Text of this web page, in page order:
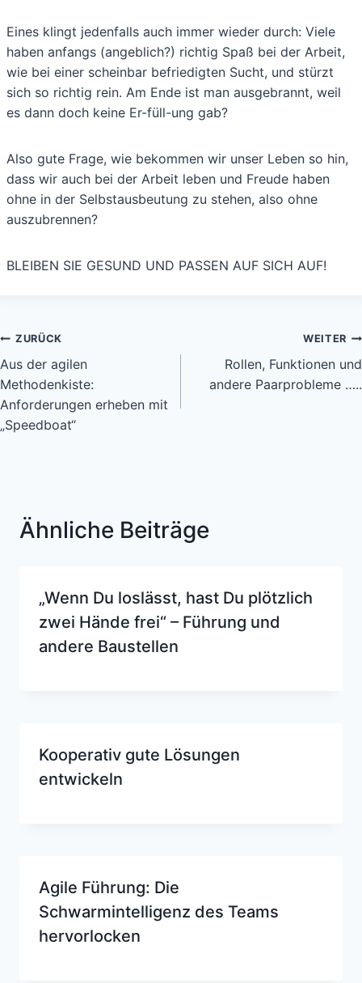
Eines klingt jedenfalls auch immer wieder durch: Viele
haben anfangs (angeblich?) richtig Spaß bei der Arbeit,
wie bei einer scheinbar befriedigten Sucht, und stürzt
sich so richtig rein. Am Ende ist man ausgebrannt, weil
es dann doch keine Er-füll-ung gab?
Also gute Frage, wie bekommen wir unser Leben so hin,
dass wir auch bei der Arbeit leben und Freude haben
ohne in der Selbstausbeutung zu stehen, also ohne
auszubrennen?
BLEIBEN SIE GESUND UND PASSEN AUF SICH AUF!
Beitragsnavigation
ZURÜCK
Aus der agilen
Methodenkiste:
Anforderungen erheben mit
„Speedboat“
WEITER
Rollen, Funktionen und
andere Paarprobleme …..
Ähnliche Beiträge
„Wenn Du loslässt, hast Du plötzlich
zwei Hände frei“ – Führung und
andere Baustellen
Kooperativ gute Lösungen
entwickeln
Agile Führung: Die
Schwarmintelligenz des Teams
hervorlocken